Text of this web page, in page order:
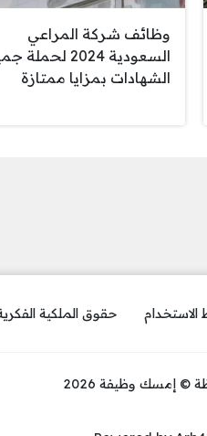
وظائف شركة المراعي
السعودية 2024
الشهادات بمزايا ممتازة
الاستخدام حقوق الملكية
إمسك وظيفة 2026